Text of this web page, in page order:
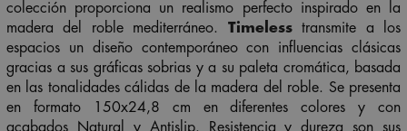
colección proporciona un realismo perfecto inspirado en la
madera del roble mediterráneo. Timelesstransmite a los
espacios un diseño contemporáneo con influencias clásicas
gracias a sus gráficas sobrias y a su paleta cromática, basada
en las tonalidades cálidas de la madera del roble. Se presenta
en formato 150x24,8 cm en diferentes colores y con
acabados
Natural y Antislip.
Resistencia y dureza son sus